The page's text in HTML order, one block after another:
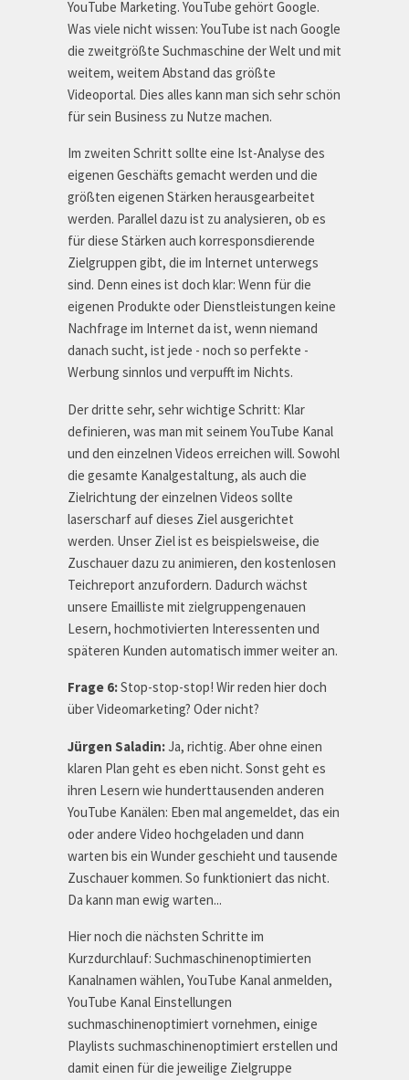
YouTube Marketing. YouTube gehört Google.
Was viele nicht wissen: YouTube ist nach Google
die zweitgrößte Suchmaschine der Welt und mit
weitem, weitem Abstand das größte
Videoportal. Dies alles kann man sich sehr schön
für sein Business zu Nutze machen.
Im zweiten Schritt sollte eine Ist-Analyse des
eigenen Geschäfts gemacht werden und die
größten eigenen Stärken herausgearbeitet
werden. Parallel dazu ist zu analysieren, ob es
für diese Stärken auch korresponsdierende
Zielgruppen gibt, die im Internet unterwegs
sind. Denn eines ist doch klar: Wenn für die
eigenen Produkte oder Dienstleistungen keine
Nachfrage im Internet da ist, wenn niemand
danach sucht, ist jede - noch so perfekte -
Werbung sinnlos und verpufft im Nichts.
Der dritte sehr, sehr wichtige Schritt: Klar
definieren, was man mit seinem YouTube Kanal
und den einzelnen Videos erreichen will. Sowohl
die gesamte Kanalgestaltung, als auch die
Zielrichtung der einzelnen Videos sollte
laserscharf auf dieses Ziel ausgerichtet
werden. Unser Ziel ist es beispielsweise, die
Zuschauer dazu zu animieren, den kostenlosen
Teichreport anzufordern. Dadurch wächst
unsere Emailliste mit zielgruppengenauen
Lesern, hochmotivierten Interessenten und
späteren Kunden automatisch immer weiter an.
Frage 6:Stop-stop-stop! Wir reden hier doch
über Videomarketing? Oder nicht?
Jürgen Saladin:Ja, richtig. Aber ohne einen
klaren Plan geht es eben nicht. Sonst geht es
ihren Lesern wie hunderttausenden anderen
YouTube Kanälen: Eben mal angemeldet, das ein
oder andere Video hochgeladen und dann
warten bis ein Wunder geschieht und tausende
Zuschauer kommen. So funktioniert das nicht.
Da kann man ewig warten...
Hier noch die nächsten Schritte im
Kurzdurchlauf: Suchmaschinenoptimierten
Kanalnamen wählen, YouTube Kanal anmelden,
YouTube Kanal Einstellungen
suchmaschinenoptimiert vornehmen, einige
Playlists suchmaschinenoptimiert erstellen und
damit einen für die jeweilige Zielgruppe